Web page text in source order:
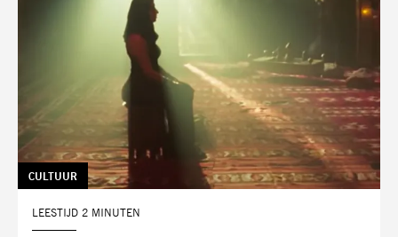
TAG:
CULTUUR
LEESTIJD 2 MINUTEN